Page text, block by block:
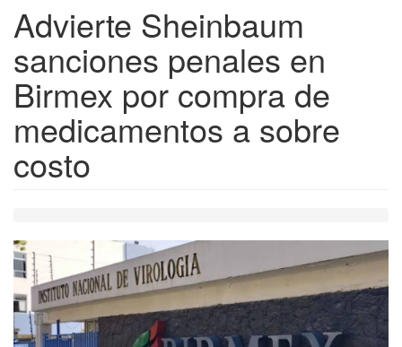
Advierte Sheinbaum
sanciones penales en
Birmex por compra de
medicamentos a sobre
costo